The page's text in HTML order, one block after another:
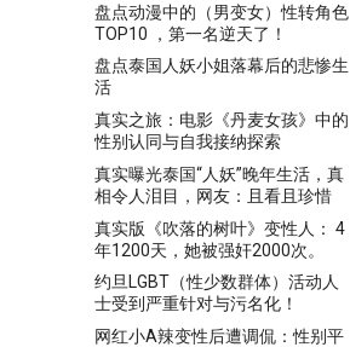
盘点动漫中的（男变女）性转角色
TOP10 ，第一名逆天了！
盘点泰国人妖小姐落幕后的悲惨生
活
真实之旅：电影《丹麦女孩》中的
性别认同与自我接纳探索
真实曝光泰国“人妖”晚年生活，真
相令人泪目，网友：且看且珍惜
真实版《吹落的树叶》变性人： 4
年1200天，她被强奸2000次。
约旦LGBT（性少数群体）活动人
士受到严重针对与污名化！
网红小A辣变性后遭调侃：性别平